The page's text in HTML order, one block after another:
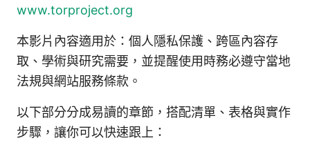
www.torproject.org
本影片內容適用於：個人隱私保護、跨區內容存
取、學術與研究需要，並提醒使用時務必遵守當地
法規與網站服務條款。
以下部分分成易讀的章節，搭配清單、表格與實作
步驟，讓你可以快速跟上：